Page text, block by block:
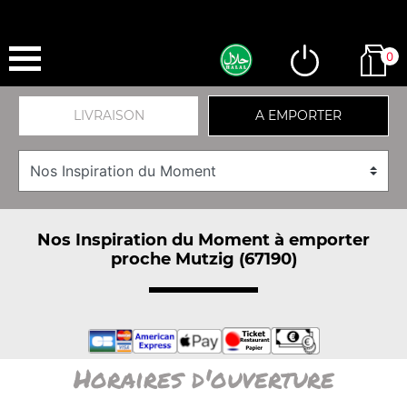
0
LIVRAISON A EMPORTER
Nos Inspiration du Moment à emporter
proche Mutzig (67190)
Horaires d'ouverture